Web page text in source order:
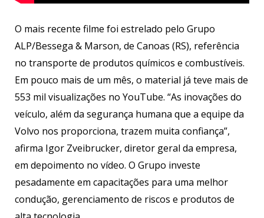
O mais recente filme foi estrelado pelo Grupo
ALP/Bessega & Marson, de Canoas (RS), referência
no transporte de produtos químicos e combustíveis.
Em pouco mais de um mês, o material já teve mais de
553 mil visualizações no YouTube. “As inovações do
veículo, além da segurança humana que a equipe da
Volvo nos proporciona, trazem muita confiança”,
afirma Igor Zveibrucker, diretor geral da empresa,
em depoimento no vídeo. O Grupo investe
pesadamente em capacitações para uma melhor
condução, gerenciamento de riscos e produtos de